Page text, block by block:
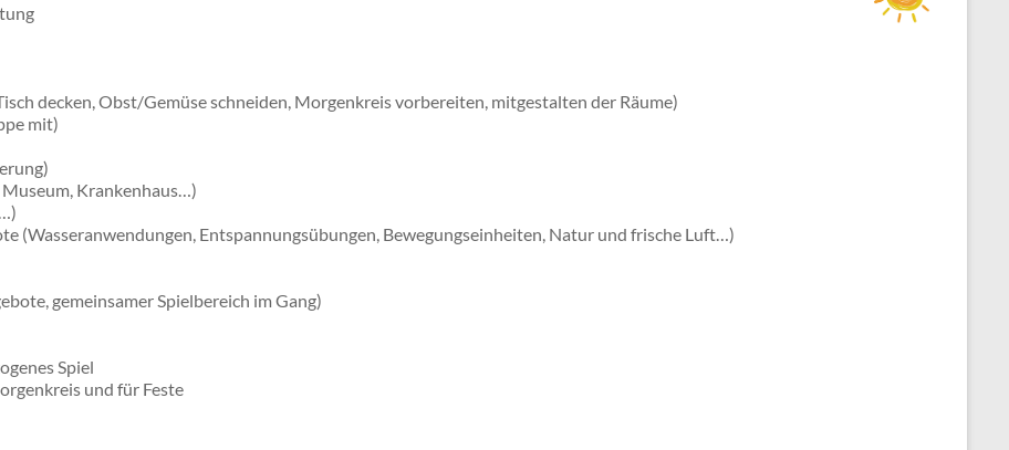
decken, Obst/Gemüse schneiden, Morgenkreis vorbereiten, mitgestalten der Räume)
mit)
Museum, Krankenhaus…)
(Wasseranwendungen, Entspannungsübungen, Bewegungseinheiten, Natur und frische Luft…)
gemeinsamer Spielbereich im Gang)
Spiel
und für Feste